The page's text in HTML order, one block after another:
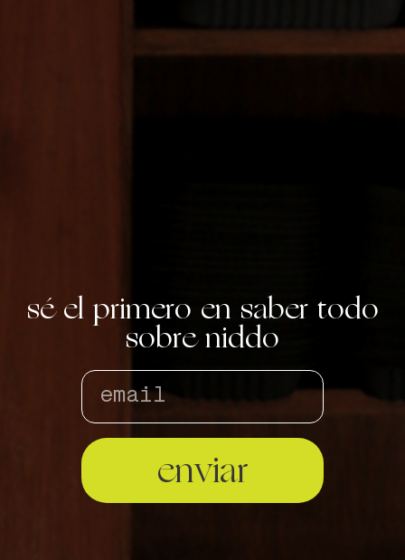
sé el primero en saber todo
sobre niddo
enviar